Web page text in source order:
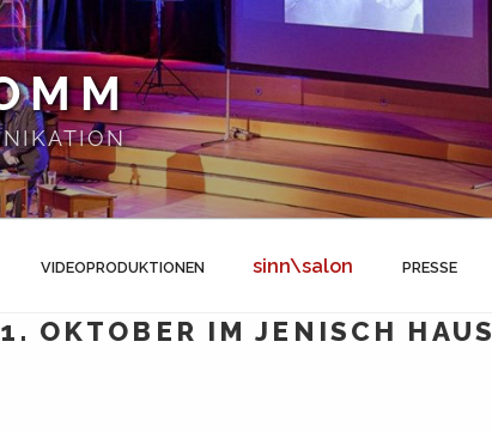
VIDEOPRODUKTIONEN sinn\salon PRESSE
OKTOBER IM JENISCH HAUS